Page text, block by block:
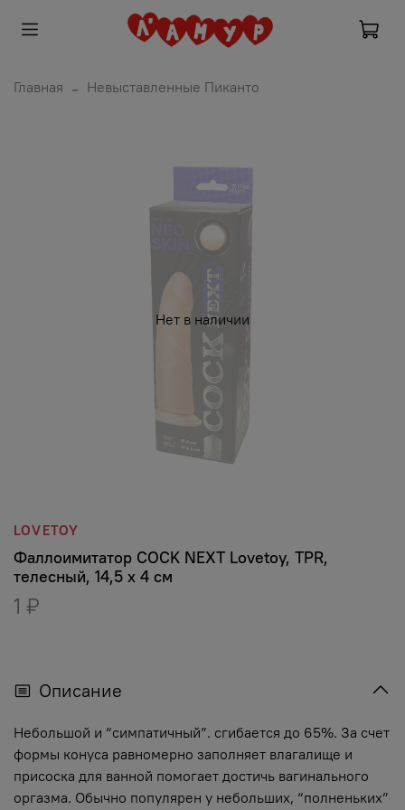
Главная Невыставленные Пиканто
Нет в наличии
LOVETOY
Фаллоимитатор COCK NEXT Lovetoy, TPR,
телесный, 14,5 х 4 см
1 ₽
Описание
Небольшой и “симпатичный”. сгибается до 65%. За счет
формы конуса равномерно заполняет влагалище и
присоска для ванной помогает достичь вагинального
оргазма. Обычно популярен у небольших, “полненьких”